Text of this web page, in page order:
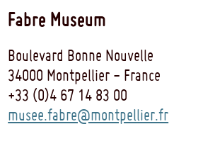
Fabre Museum
Boulevard Bonne Nouvelle
34000 Montpellier - France
+33 (0)4 67 14 83 00
musee.fabre@montpellier.fr